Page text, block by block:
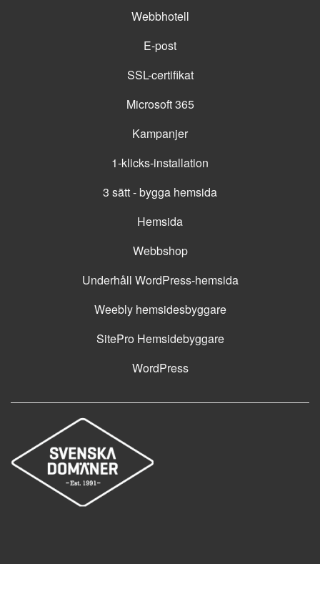
Webbhotell
E-post
SSL-certifikat
Microsoft 365
Kampanjer
1-klicks-installation
3 sätt - bygga hemsida
Hemsida
Webbshop
Underhåll WordPress-hemsida
Weebly hemsidesbyggare
SitePro Hemsidebyggare
WordPress